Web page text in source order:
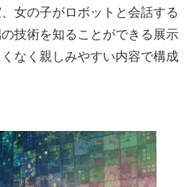
女の子がロボットと会話する
技術を知ることができる展示
なく親しみやすい内容で構成